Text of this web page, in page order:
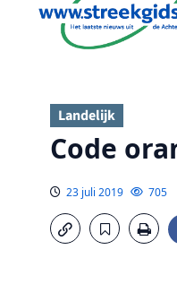
Landelijk
Code
23 juli 2019 705